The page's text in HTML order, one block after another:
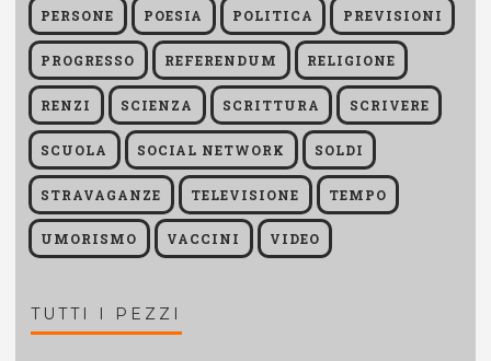
PERSONE POESIA POLITICA PREVISIONI
PROGRESSO REFERENDUM RELIGIONE
RENZI SCIENZA SCRITTURA SCRIVERE
SCUOLA SOCIAL NETWORK SOLDI
STRAVAGANZE TELEVISIONE TEMPO
UMORISMO VACCINI VIDEO
TUTTI I PEZZI